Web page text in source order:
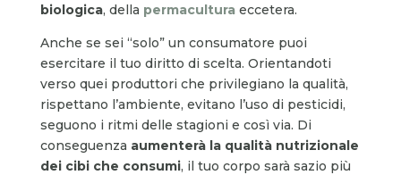
biologica, della permacultura eccetera.
Anche se sei “solo” un consumatore puoi
esercitare il tuo diritto di scelta. Orientandoti
verso quei produttori che privilegiano la qualità,
rispettano l’ambiente, evitano l’uso di pesticidi,
seguono i ritmi delle stagioni e così via. Di
conseguenza aumenterà la qualità nutrizionale
dei cibi che consumi, il tuo corpo sarà sazio più